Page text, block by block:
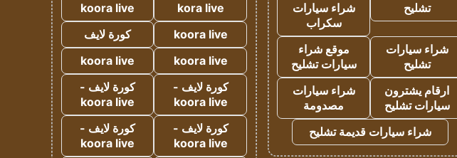
تشليح
شراء سيارات
سكراب
شراء سيارات
تشليح
موقع شراء
سيارات تشليح
ارقام يشترون
سيارات تشليح
شراء سيارات
مصدومة
شراء سيارات قديمة تشليح
kora live
koora live
koora live
كورة لايف
koora live
koora live
كورة لايف -
koora live
كورة لايف -
koora live
كورة لايف -
koora live
كورة لايف -
koora live